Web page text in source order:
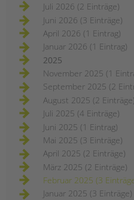
Juli 2026 (2 Einträge)
Juni 2026 (3 Einträge)
April 2026 (1 Eintrag)
Januar 2026 (1 Eintrag)
2025
November 2025 (1
September 2025 (2
August 2025 (2 Einträge)
Juli 2025 (4 Einträge)
Juni 2025 (1 Eintrag)
Mai 2025 (3 Einträge)
April 2025 (2 Einträge)
März 2025 (2 Einträge)
Februar 2025 (3
Januar 2025 (3 Einträge)